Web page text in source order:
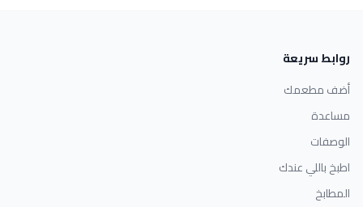
روابط سريعة
أضف مطعمك
مساعدة
الوصفات
اطبخ باللي عندك
المطابخ